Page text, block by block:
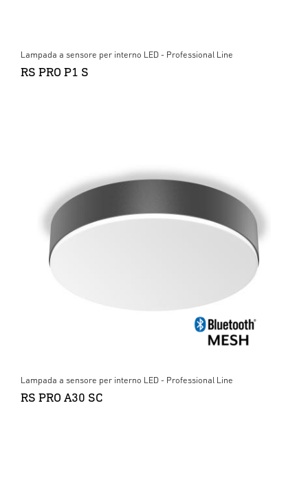
Lampada a sensore per interno LED - Professional Line
RS PRO P1 S
Lampada a sensore per interno LED - Professional Line
RS PRO A30 SC